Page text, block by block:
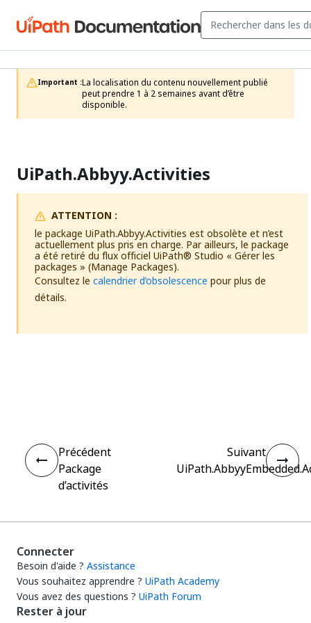
Important :La localisation du contenu nouvellement publié
peut prendre 1 à 2 semaines avant d’être
disponible.
UiPath.Abbyy.Activities
ATTENTION :
le package UiPath.Abbyy.Activities est obsolète et n’est
actuellement plus pris en charge. Par ailleurs, le package
a été retiré du flux officiel UiPath® Studio « Gérer les
packages » (Manage Packages).
Consultez le calendrier d’obsolescence pour plus de
détails.
Précédent
Package
d’activités
Suivant
Connecter
Besoin d'aide ? Assistance
Vous souhaitez apprendre ? UiPath Academy
Vous avez des questions ? UiPath Forum
Rester à jour